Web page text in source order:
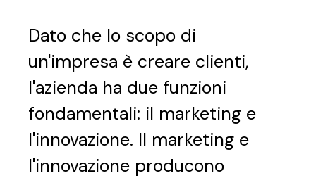
Dato che lo scopo di
un'impresa è creare clienti,
l'azienda ha due funzioni
fondamentali: il marketing e
l'innovazione. Il marketing e
l'innovazione producono